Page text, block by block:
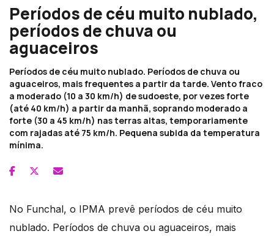
Períodos de céu muito nublado,
períodos de chuva ou
aguaceiros
Períodos de céu muito nublado. Períodos de chuva ou
aguaceiros, mais frequentes a partir da tarde. Vento fraco
a moderado (10 a 30 km/h) de sudoeste, por vezes forte
(até 40 km/h) a partir da manhã, soprando moderado a
forte (30 a 45 km/h) nas terras altas, temporariamente
com rajadas até 75 km/h. Pequena subida da temperatura
mínima.
No Funchal, o IPMA prevê períodos de céu muito
nublado. Períodos de chuva ou aguaceiros, mais